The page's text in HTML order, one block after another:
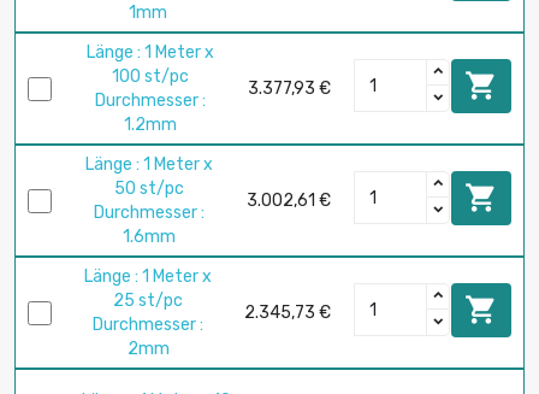
1mm
Länge : 1 Meter x
100 st/pc
Durchmesser :
1.2mm
3.377,93 € 
Länge : 1 Meter x
50 st/pc
Durchmesser :
1.6mm
3.002,61 € 
Länge : 1 Meter x
25 st/pc
Durchmesser :
2mm
2.345,73 € 